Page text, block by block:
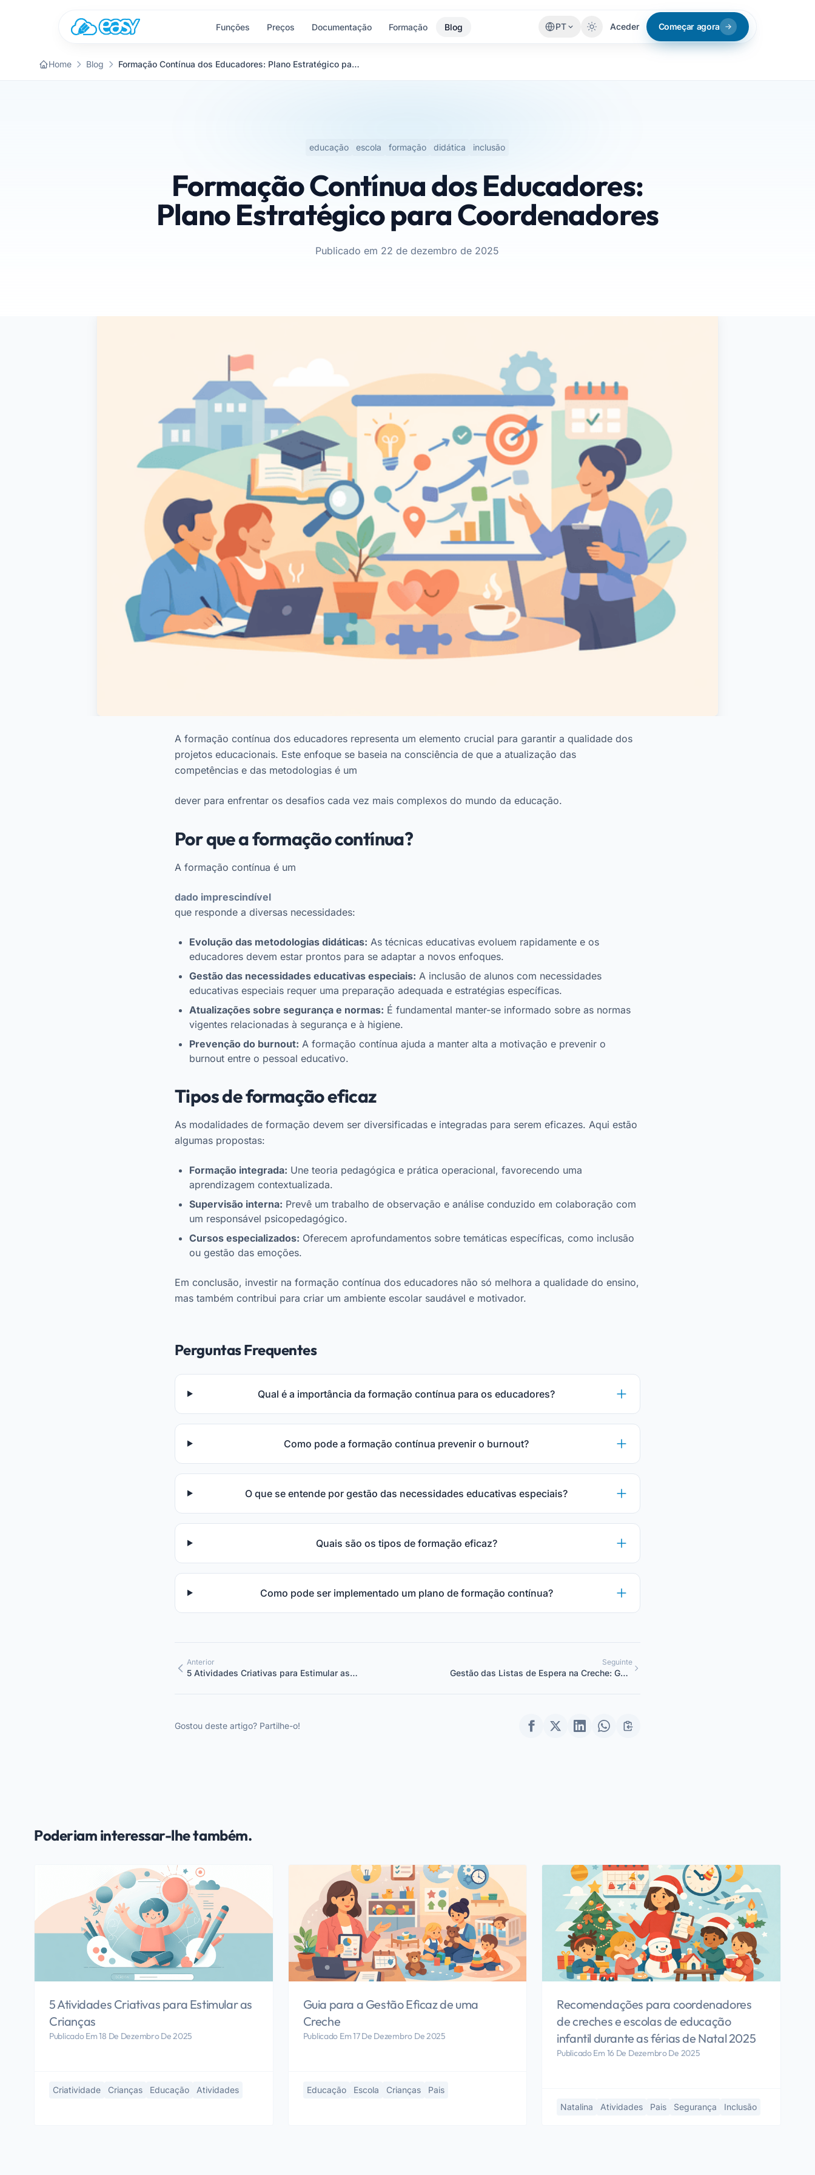
Funções Preços Documentação Formação Blog PT Aceder Começar agora
Home Blog Formação Contínua dos Educadores: Plano Estratégico para Coordenadores
educação escola formação didática inclusão
Formação Contínua dos Educadores:
Plano Estratégico para Coordenadores
Publicado em 22 de dezembro de 2025
A formação contínua dos educadores representa um elemento crucial para garantir a qualidade dos
projetos educacionais. Este enfoque se baseia na consciência de que a atualização das
competências e das metodologias é um
dever para enfrentar os desafios cada vez mais complexos do mundo da educação.
Por que a formação contínua?
A formação contínua é um
dado imprescindível
que responde a diversas necessidades:
Evolução das metodologias didáticas: As técnicas educativas evoluem rapidamente e os
educadores devem estar prontos para se adaptar a novos enfoques.
Gestão das necessidades educativas especiais: A inclusão de alunos com necessidades
educativas especiais requer uma preparação adequada e estratégias específicas.
Atualizações sobre segurança e normas: É fundamental manter-se informado sobre as normas
vigentes relacionadas à segurança e à higiene.
Prevenção do burnout: A formação contínua ajuda a manter alta a motivação e prevenir o
burnout entre o pessoal educativo.
Tipos de formação eficaz
As modalidades de formação devem ser diversificadas e integradas para serem eficazes. Aqui estão
algumas propostas:
Formação integrada: Une teoria pedagógica e prática operacional, favorecendo uma
aprendizagem contextualizada.
Supervisão interna: Prevê um trabalho de observação e análise conduzido em colaboração com
um responsável psicopedagógico.
Cursos especializados: Oferecem aprofundamentos sobre temáticas específicas, como inclusão
ou gestão das emoções.
Em conclusão, investir na formação contínua dos educadores não só melhora a qualidade do ensino,
mas também contribui para criar um ambiente escolar saudável e motivador.
Perguntas Frequentes
Qual é a importância da formação contínua para os educadores?
Como pode a formação contínua prevenir o burnout?
O que se entende por gestão das necessidades educativas especiais?
Quais são os tipos de formação eficaz?
Como pode ser implementado um plano de formação contínua?
Anterior
5 Atividades Criativas para Estimular as
Seguinte
Gestão das Listas de Espera na Creche: Guia
Gostou deste artigo? Partilhe-o!
Poderiam interessar-lhe também.
5 Atividades Criativas para Estimular as
Crianças
Publicado Em 18 De Dezembro De 2025
Criatividade Crianças Educação Atividades
Guia para a Gestão Eficaz de uma
Creche
Publicado Em 17 De Dezembro De 2025
Educação Escola Crianças Pais
Recomendações para coordenadores
de creches e escolas de educação
infantil durante as férias de Natal 2025
Publicado Em 16 De Dezembro De 2025
Natalina Atividades Pais Segurança Inclusão